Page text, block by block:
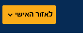
לאזור האישי